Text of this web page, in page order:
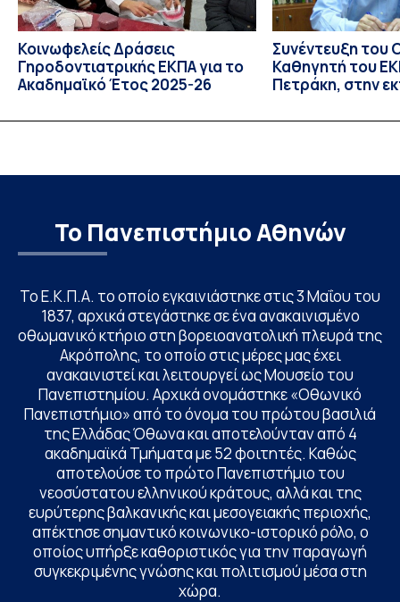
Κοινωφελείς Δράσεις
Γηροδοντιατρικής ΕΚΠΑ για το
Ακαδημαϊκό Έτος 2025-26
Συνέντευξη του
Καθηγητή του
Πετράκη, στην
Το Πανεπιστήμιο Αθηνών
Το Ε.Κ.Π.Α. το οποίο εγκαινιάστηκε στις 3 Μαΐου του
1837, αρχικά στεγάστηκε σε ένα ανακαινισμένο
οθωμανικό κτήριο στη βορειοανατολική πλευρά της
Ακρόπολης, το οποίο στις μέρες μας έχει
ανακαινιστεί και λειτουργεί ως Μουσείο του
Πανεπιστημίου. Αρχικά ονομάστηκε «Οθωνικό
Πανεπιστήμιο» από το όνομα του πρώτου βασιλιά
της Ελλάδας Όθωνα και αποτελούνταν από 4
ακαδημαϊκά Τμήματα με 52 φοιτητές. Καθώς
αποτελούσε το πρώτο Πανεπιστήμιο του
νεοσύστατου ελληνικού κράτους, αλλά και της
ευρύτερης βαλκανικής και μεσογειακής περιοχής,
απέκτησε σημαντικό κοινωνικο-ιστορικό ρόλο, ο
οποίος υπήρξε καθοριστικός για την παραγωγή
συγκεκριμένης γνώσης και πολιτισμού μέσα στη
χώρα.